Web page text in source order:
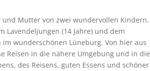
Mutter von zwei wundervollen Kindern.
Lavendeljungen (14 Jahre) und dem
im wunderschönen Lüneburg. Von hier aus
Reisen in die nähere Umgebung und in die
des Reisens, guten Essens und schöner